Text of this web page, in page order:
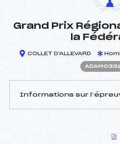
Grand Prix
la
COLLET D'ALLEVARD
Informations sur